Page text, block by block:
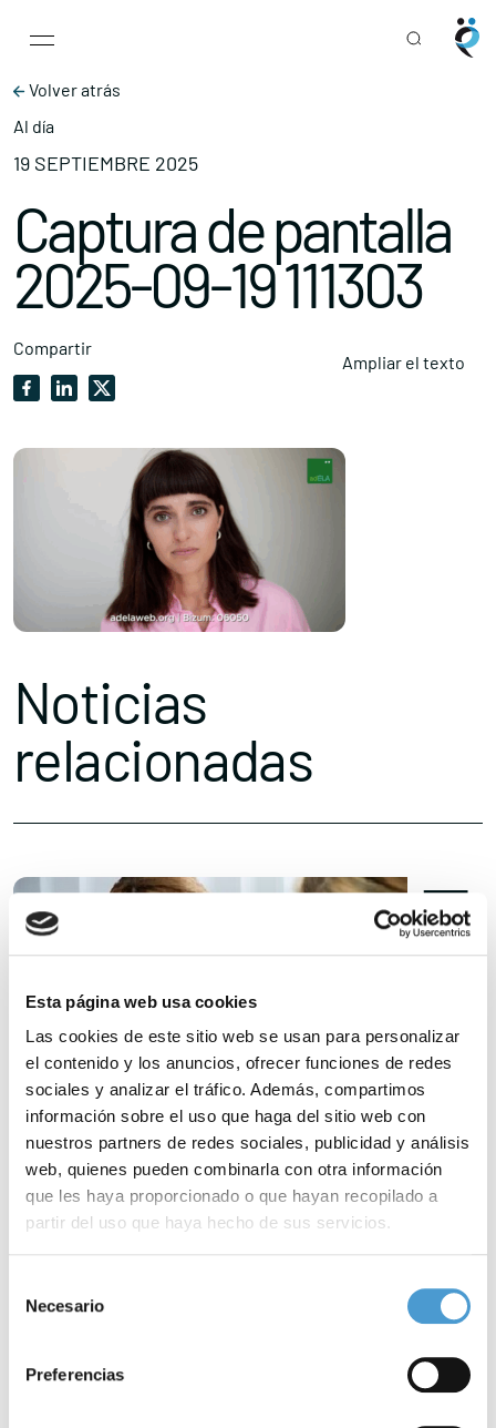
Esta página web usa cookies
Las cookies de este sitio web se usan para personalizar
el contenido y los anuncios, ofrecer funciones de redes
sociales y analizar el tráfico. Además, compartimos
información sobre el uso que haga del sitio web con
nuestros partners de redes sociales, publicidad y análisis
web, quienes pueden combinarla con otra información
que les haya proporcionado o que hayan recopilado a
partir del uso que haya hecho de sus servicios.
de cookies
Necesario
Preferencias
Main Navigation
Volver atrás
Al día
19 SEPTIEMBRE 2025
Captura de pantalla
2025-09-19 111303
Compartir
Ampliar el texto
Noticias
relacionadas
AL DÍA